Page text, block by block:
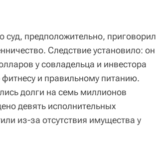
суд, предположительно, приговорил
Следствие установило: он
у совладельца и инвестора
и правильному питанию.
долги на семь миллионов
девять исполнительных
из-за отсутствия имущества у